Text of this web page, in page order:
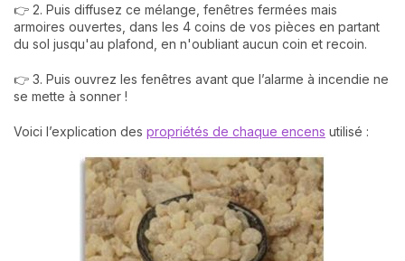
👉 2. Puis diffusez ce mélange, fenêtres fermées mais
armoires ouvertes, dans les 4 coins de vos pièces en partant
du sol jusqu'au plafond, en n'oubliant aucun coin et recoin.
👉 3. Puis ouvrez les fenêtres avant que l’alarme à incendie ne
se mette à sonner !
Voici l’explication des propriétés de chaque encens utilisé :